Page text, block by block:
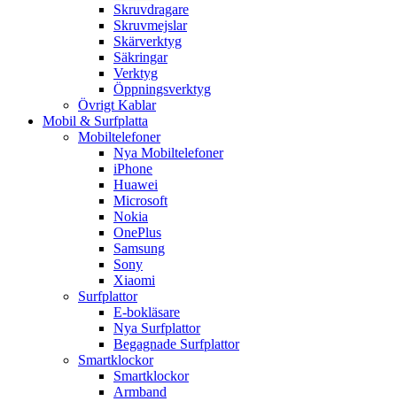
Skruvdragare
Skruvmejslar
Skärverktyg
Säkringar
Verktyg
Öppningsverktyg
Övrigt Kablar
Mobil & Surfplatta
Mobiltelefoner
Nya Mobiltelefoner
iPhone
Huawei
Microsoft
Nokia
OnePlus
Samsung
Sony
Xiaomi
Surfplattor
E-bokläsare
Nya Surfplattor
Begagnade Surfplattor
Smartklockor
Smartklockor
Armband